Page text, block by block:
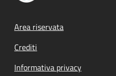
Footer menu
Area riservata
Crediti
Informativa privacy